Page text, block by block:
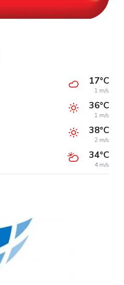
17°C
1 m/s
36°C
1 m/s
38°C
2 m/s
34°C
4 m/s